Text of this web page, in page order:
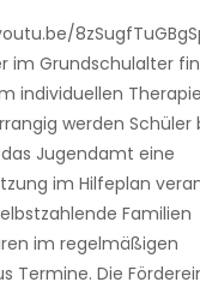
im Grundschulalter
individuellen
werden Schüler
Jugendamt eine
im Hilfeplan
Familien
im regelmäßigen
Termine. Die